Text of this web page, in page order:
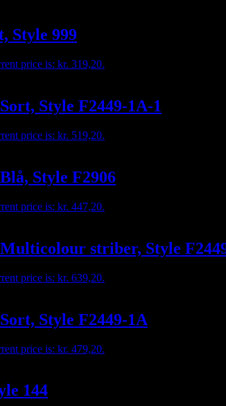
Style 999
price is: kr. 319,20.
Style F2449-1A-1
price is: kr. 519,20.
Style F2906
price is: kr. 447,20.
striber, Style
price is: kr. 639,20.
Style F2449-1A
price is: kr. 479,20.
144